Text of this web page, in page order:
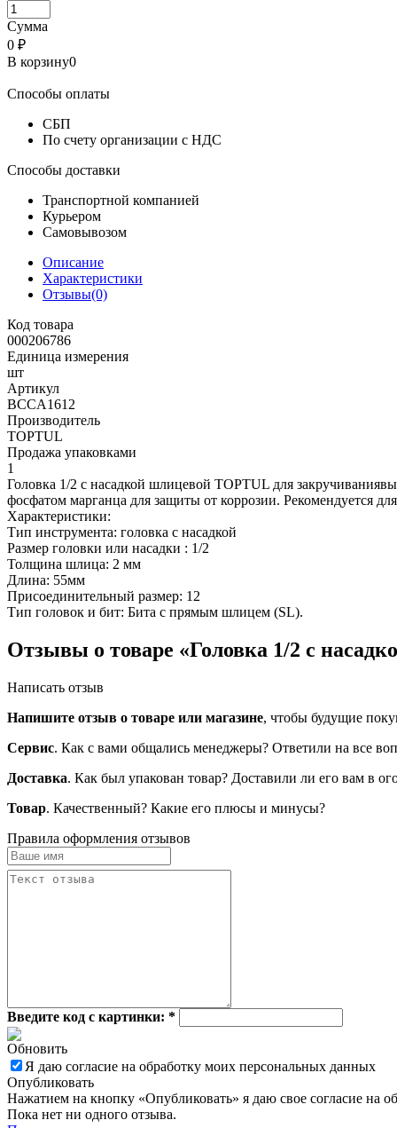
Сумма
0 ₽
В корзину0
Способы оплаты
СБП
По счету организации с НДС
Способы доставки
Транспортной компанией
Курьером
Самовывозом
Описание
Характеристики
Отзывы(0)
Код товара
000206786
Единица измерения
шт
Артикул
BCCA1612
Производитель
TOPTUL
Продажа упаковками
1
Головка 1/2 с насадкой шлицевой TOPTUL для
фосфатом марганца для защиты от коррозии. Рекомендуется
Характеристики:
Тип инструмента: головка с насадкой
Размер головки или насадки : 1/2
Толщина шлица: 2 мм
Длина: 55мм
Присоединительный размер: 12
Тип головок и бит: Бита с прямым шлицем (SL).
Отзывы о товаре «Головка 1/2 с
Написать отзыв
Напишите отзыв о товаре или магазине, чтобы будущие
Сервис. Как с вами общались менеджеры? Ответили на все
Доставка. Как был упакован товар? Доставили ли его вам в
Товар. Качественный? Какие его плюсы и минусы?
Правила оформления отзывов
Введите код с картинки: *
Обновить
Я даю согласие на обработку моих персональных данных
Опубликовать
Нажатием на кнопку «Опубликовать» я даю свое согласие на
Пока нет ни одного отзыва.